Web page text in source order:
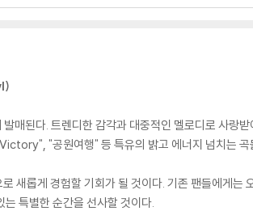
된다. 트렌디한 감각과 대중적인 멜로디로 사랑받
"공원여행" 등 특유의 밝고 에너지 넘치는
새롭게 경험할 기회가 될 것이다. 기존 팬들에게는
특별한 순간을 선사할 것이다.